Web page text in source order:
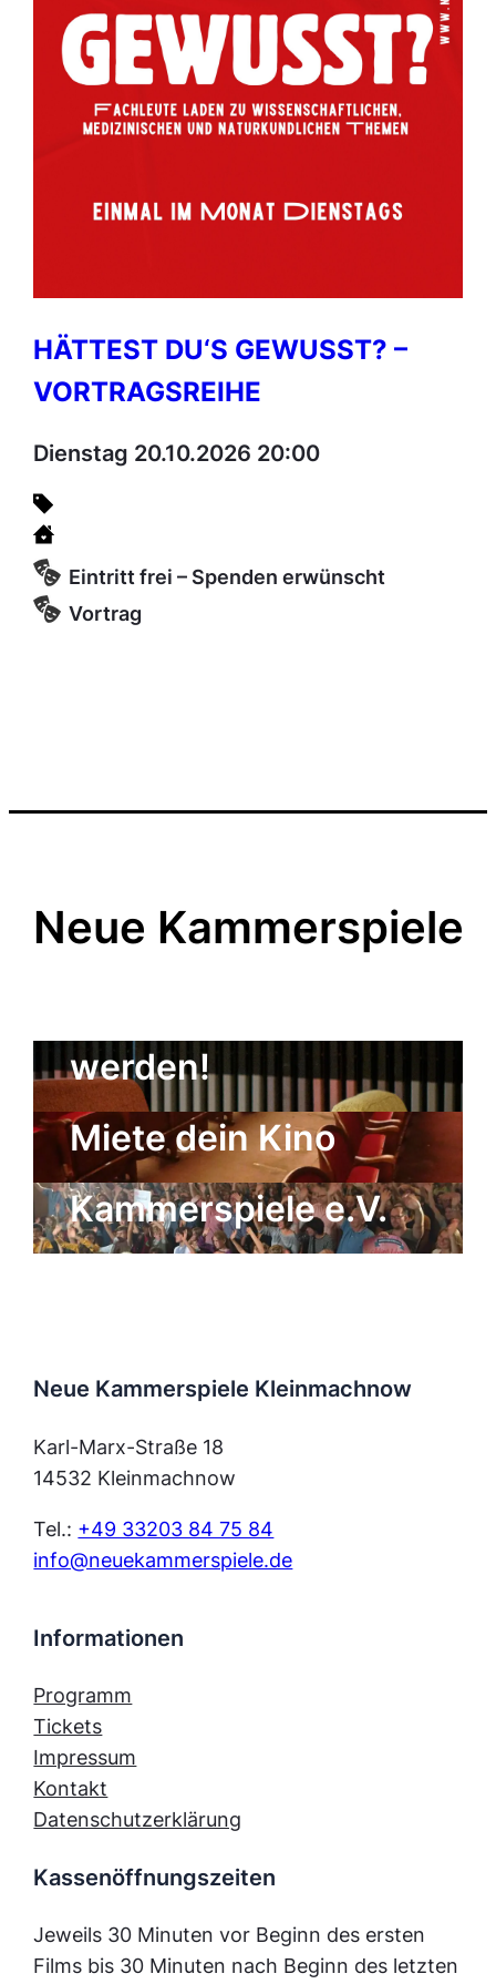
HÄTTEST DU‘S GEWUSST? –
VORTRAGSREIHE
Dienstag 20.10.2026 20:00
Eintritt frei – Spenden erwünscht
Vortrag
Neue Kammerspiele
werden!
Miete dein Kino
Der Freundeskreis
der Neuen
Kammerspiele e.V.
Neue Kammerspiele Kleinmachnow
Karl-Marx-Straße 18
14532 Kleinmachnow
Tel.: +49 33203 84 75 84
info@neuekammerspiele.de
Informationen
Programm
Tickets
Impressum
Kontakt
Datenschutzerklärung
Kassenöffnungszeiten
Jeweils 30 Minuten vor Beginn des ersten
Films bis 30 Minuten nach Beginn des letzten